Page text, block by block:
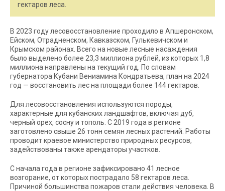
гектаров леса.
В 2023 году лесовосстановление проходило в Апшеронском,
Ейском, Отрадненском, Кавказском, Гулькевичском и
Крымском районах. Всего на новые лесные насаждения
было выделено более 23,3 миллиона рублей, из которых 1,8
миллиона направлены на текущий год. По словам
губернатора Кубани Вениамина Кондратьева, план на 2024
год — восстановить лес на площади более 144 гектаров.
Для лесовосстановления используются породы,
характерные для кубанских ландшафтов, включая дуб,
черный орех, сосну и тополь. С 2019 года в регионе
заготовлено свыше 26 тонн семян лесных растений. Работы
проводит краевое министерство природных ресурсов,
задействованы также арендаторы участков.
С начала года в регионе зафиксировано 41 лесное
возгорание, от которых пострадало 58 гектаров леса.
Причиной большинства пожаров стали действия человека. В